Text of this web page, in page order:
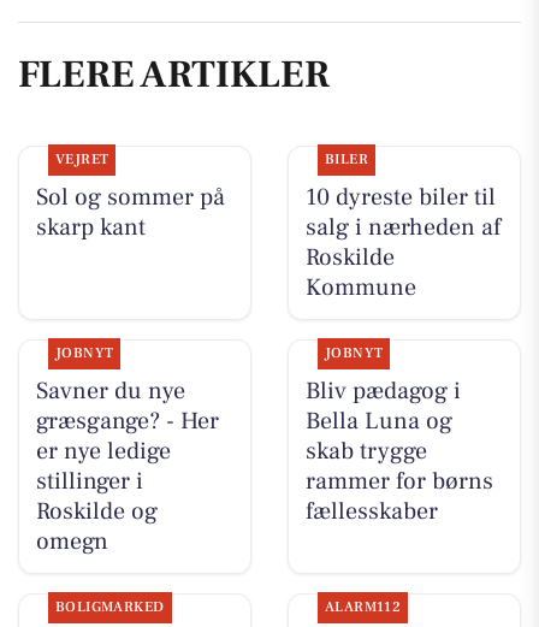
FLERE ARTIKLER
VEJRET
Sol og sommer på
skarp kant
BILER
10 dyreste biler til
salg i nærheden af
Roskilde
Kommune
JOBNYT
Savner du nye
græsgange? - Her
er nye ledige
stillinger i
Roskilde og
omegn
JOBNYT
Bliv pædagog i
Bella Luna og
skab trygge
rammer for børns
fællesskaber
BOLIGMARKED ALARM112